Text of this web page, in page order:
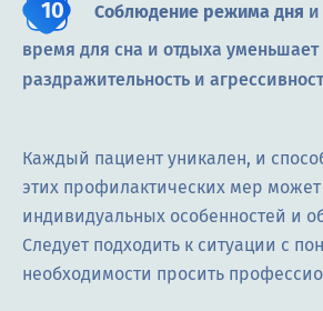
Соблюдение режима дня и
время для сна и отдыха уменьшает
раздражительность и
Каждый пациент уникален, и
этих профилактических мер может
индивидуальных особенностей и
Следует подходить к ситуации с
необходимости просить